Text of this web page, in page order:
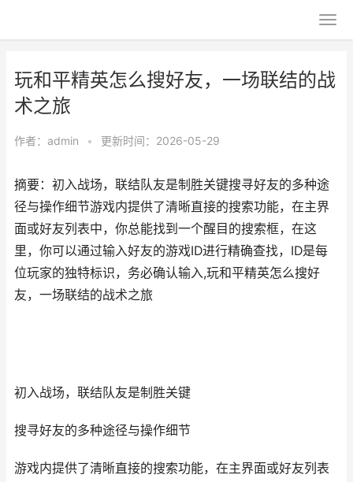
玩和平精英怎么搜好友，一场联结的战
术之旅
作者： admin • 更新时间：2026-05-29
摘要：初入战场，联结队友是制胜关键搜寻好友的多种途
径与操作细节游戏内提供了清晰直接的搜索功能，在主界
面或好友列表中，你总能找到一个醒目的搜索框，在这
里，你可以通过输入好友的游戏ID进行精确查找，ID是每
位玩家的独特标识，务必确认输入,玩和平精英怎么搜好
友，一场联结的战术之旅
初入战场，联结队友是制胜关键
搜寻好友的多种途径与操作细节
游戏内提供了清晰直接的搜索功能，在主界面或好友列表